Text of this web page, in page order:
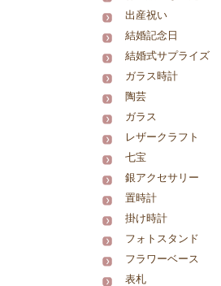
出産祝い
結婚記念日
結婚式サプライズ
ガラス時計
陶芸
ガラス
レザークラフト
七宝
銀アクセサリー
置時計
掛け時計
フォトスタンド
フラワーベース
表札